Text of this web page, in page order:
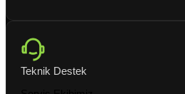
Teknik Destek